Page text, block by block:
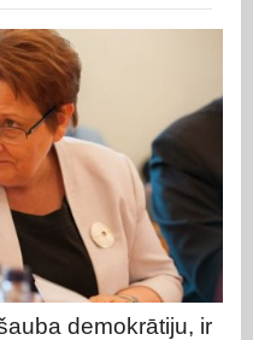
demokrātiju, ir